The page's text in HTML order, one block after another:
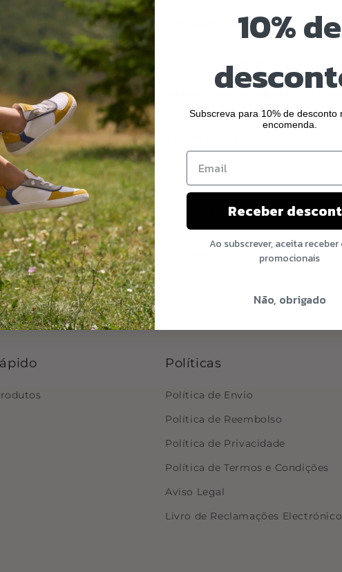
Edição Especial e Limitada.
O Elfo Jim é macio e
Dimensão
Cuidados a ter
Políticas
Política de Envio
Política de Reembolso
Política de Privacidade
Política de Termos e Condições
Aviso Legal
Livro de Reclamações Electrónico
10% de
Subscreva para 10% de desconto
encomenda.
Receber
Ao subscrever, aceita receber
promocionais
Não, obrigado